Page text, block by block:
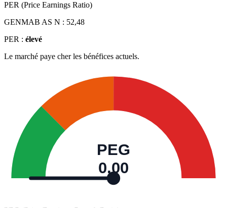
PER (Price Earnings Ratio)
GENMAB AS N : 52,48
PER : élevé
Le marché paye cher les bénéfices actuels.
PEG
0,00